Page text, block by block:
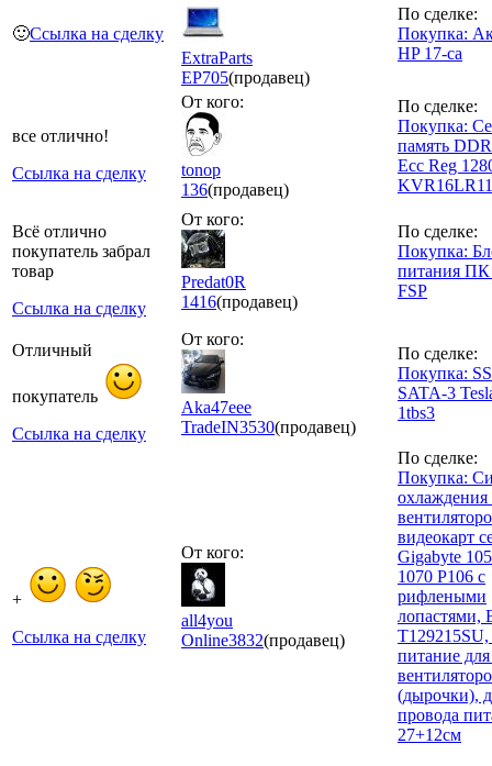
🙂Ссылка на сделку
ExtraParts
EP705(продавец)
По сделке:
Покупка:
HP 17-ca
все отлично!
Ссылка на сделку
От кого:
tonop
136(продавец)
По сделке:
Покупка:
память
Ecc Reg
Всё отлично
покупатель забрал
товар
Ссылка на сделку
От кого:
Predat0R
1416(продавец)
По сделке:
Покупка:
питания ПК
FSP
Отличный
покупатель
Ссылка на сделку
От кого:
Aka47eee
TradeIN3530(продавец)
По сделке:
Покупка:
SATA-3
1tbs3
+
Ссылка на сделку
От кого:
all4you
Online3832(продавец)
По сделке:
Покупка:
охлаждения
видеокарт
Gigabyte
1070 P106 с
рифлеными
лопастями,
питание
(дырочки),
провода
27+12см